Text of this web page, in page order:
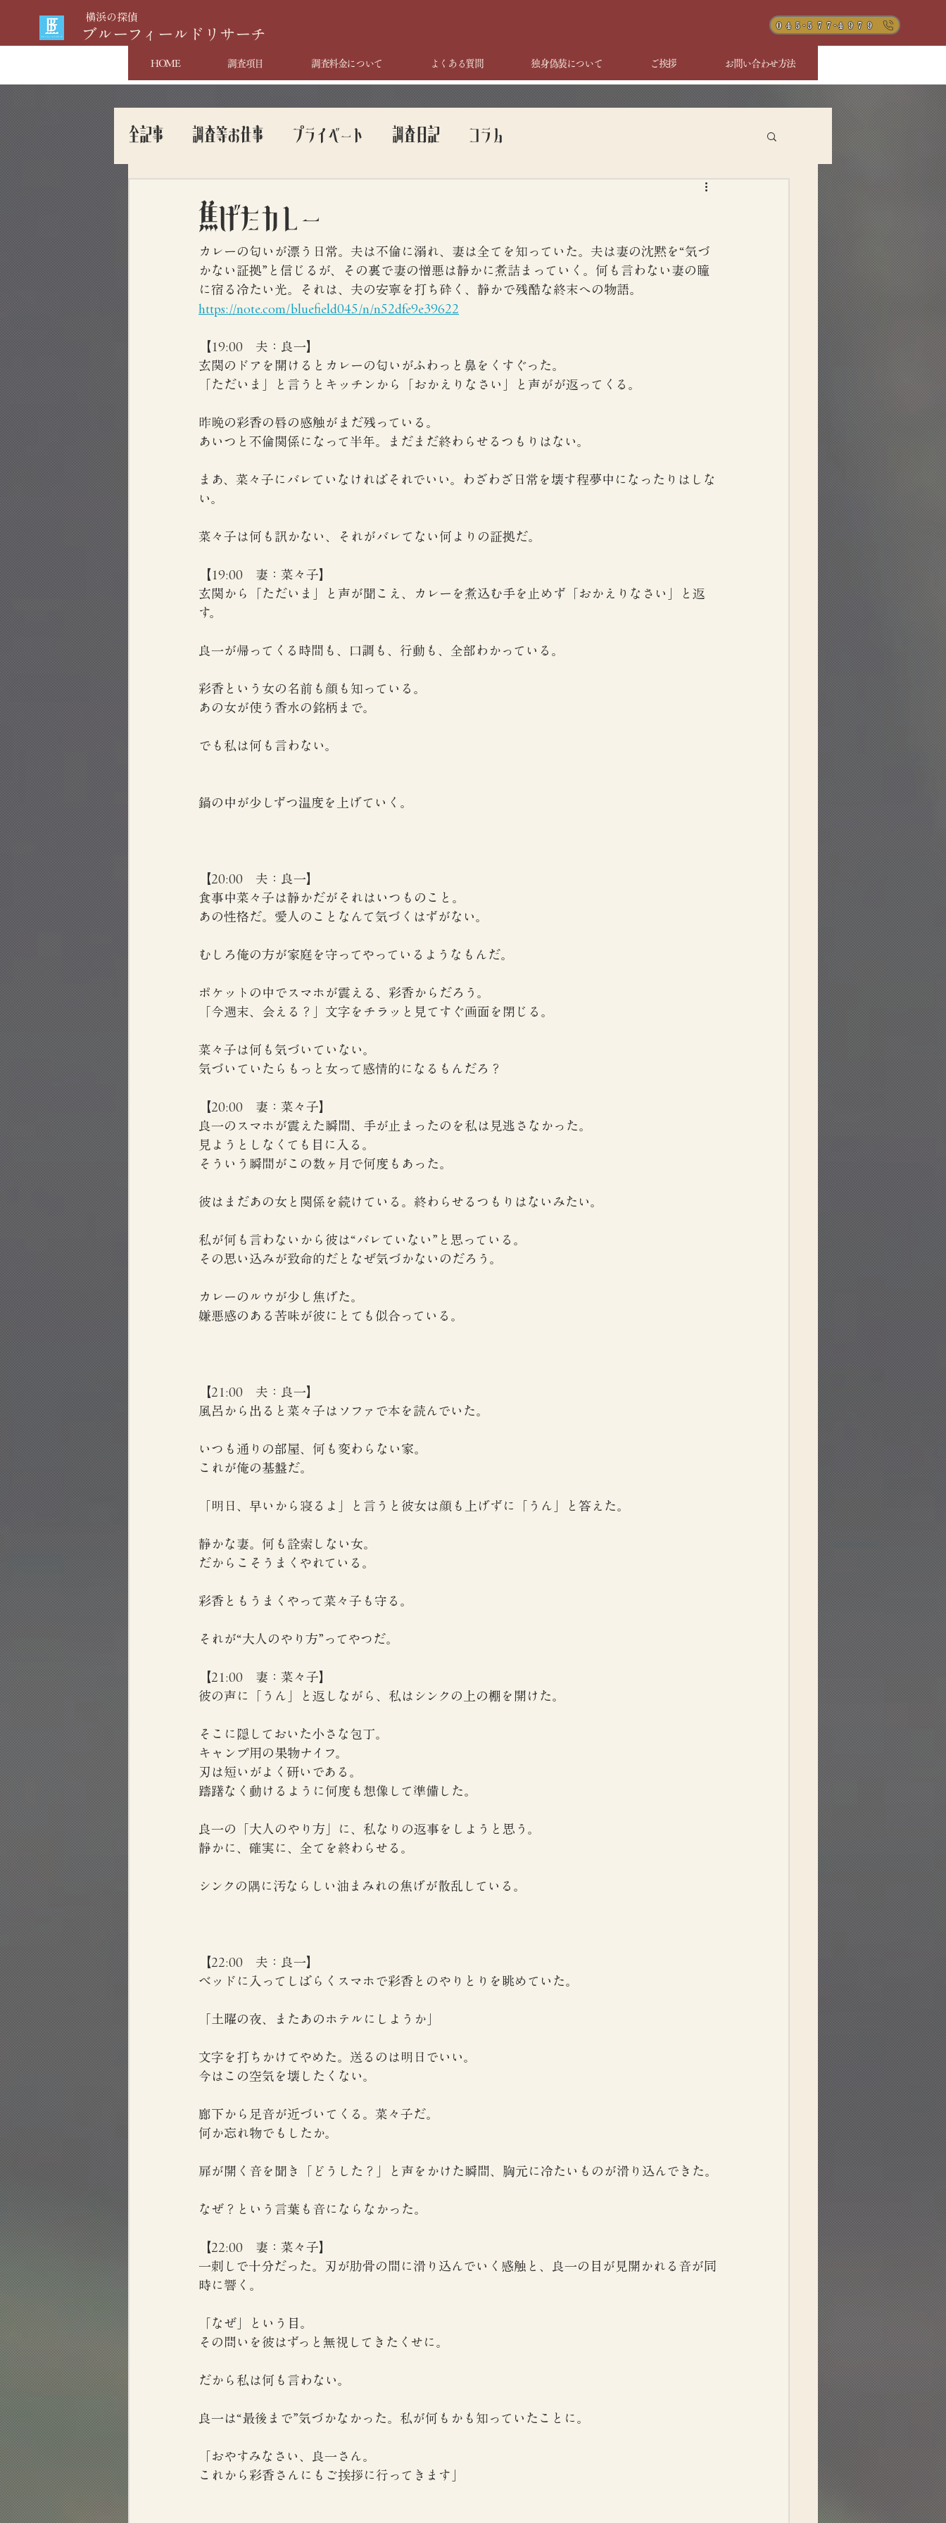
​横浜の探偵
​ブルーフィールドリサーチ
０４５-５７７-４９７９
HOME 調査項目 調査料金について よくある質問 独身偽装について ご挨拶 お問い合わせ方法
全記事 調査等お仕事 プライベート 調査日記 コラム
焦げたカレー
カレーの匂いが漂う日常。夫は不倫に溺れ、妻は全てを知っていた。夫は妻の沈黙を“気づ
かない証拠”と信じるが、その裏で妻の憎悪は静かに煮詰まっていく。何も言わない妻の瞳
に宿る冷たい光。それは、夫の安寧を打ち砕く、静かで残酷な終末への物語。
https://note.com/bluefield045/n/n52dfe9e39622
【19:00　夫：良一】
玄関のドアを開けるとカレーの匂いがふわっと鼻をくすぐった。
「ただいま」と言うとキッチンから「おかえりなさい」と声がが返ってくる。
昨晩の彩香の唇の感触がまだ残っている。
あいつと不倫関係になって半年。まだまだ終わらせるつもりはない。
まあ、菜々子にバレていなければそれでいい。わざわざ日常を壊す程夢中になったりはしな
い。
菜々子は何も訊かない、それがバレてない何よりの証拠だ。
【19:00　妻：菜々子】
玄関から「ただいま」と声が聞こえ、カレーを煮込む手を止めず「おかえりなさい」と返
す。
良一が帰ってくる時間も、口調も、行動も、全部わかっている。
彩香という女の名前も顔も知っている。
あの女が使う香水の銘柄まで。
でも私は何も言わない。
鍋の中が少しずつ温度を上げていく。
【20:00　夫：良一】
食事中菜々子は静かだがそれはいつものこと。
あの性格だ。愛人のことなんて気づくはずがない。
むしろ俺の方が家庭を守ってやっているようなもんだ。
ポケットの中でスマホが震える、彩香からだろう。
「今週末、会える？」文字をチラッと見てすぐ画面を閉じる。
菜々子は何も気づいていない。
気づいていたらもっと女って感情的になるもんだろ？
【20:00　妻：菜々子】
良一のスマホが震えた瞬間、手が止まったのを私は見逃さなかった。
見ようとしなくても目に入る。
そういう瞬間がこの数ヶ月で何度もあった。
彼はまだあの女と関係を続けている。終わらせるつもりはないみたい。
私が何も言わないから彼は“バレていない”と思っている。
その思い込みが致命的だとなぜ気づかないのだろう。
カレーのルウが少し焦げた。
嫌悪感のある苦味が彼にとても似合っている。
【21:00　夫：良一】
風呂から出ると菜々子はソファで本を読んでいた。
いつも通りの部屋、何も変わらない家。
これが俺の基盤だ。
「明日、早いから寝るよ」と言うと彼女は顔も上げずに「うん」と答えた。
静かな妻。何も詮索しない女。
だからこそうまくやれている。
彩香ともうまくやって菜々子も守る。
それが“大人のやり方”ってやつだ。
【21:00　妻：菜々子】
彼の声に「うん」と返しながら、私はシンクの上の棚を開けた。
そこに隠しておいた小さな包丁。
キャンプ用の果物ナイフ。
刃は短いがよく研いである。
躊躇なく動けるように何度も想像して準備した。
良一の「大人のやり方」に、私なりの返事をしようと思う。
静かに、確実に、全てを終わらせる。
シンクの隅に汚ならしい油まみれの焦げが散乱している。
【22:00　夫：良一】
ベッドに入ってしばらくスマホで彩香とのやりとりを眺めていた。
「土曜の夜、またあのホテルにしようか」
文字を打ちかけてやめた。送るのは明日でいい。
今はこの空気を壊したくない。
廊下から足音が近づいてくる。菜々子だ。
何か忘れ物でもしたか。
扉が開く音を聞き「どうした？」と声をかけた瞬間、胸元に冷たいものが滑り込んできた。
なぜ？という言葉も音にならなかった。
【22:00　妻：菜々子】
一刺しで十分だった。刃が肋骨の間に滑り込んでいく感触と、良一の目が見開かれる音が同
時に響く。
「なぜ」という目。
その問いを彼はずっと無視してきたくせに。
だから私は何も言わない。
良一は“最後まで”気づかなかった。私が何もかも知っていたことに。
「おやすみなさい、良一さん。
これから彩香さんにもご挨拶に行ってきます」